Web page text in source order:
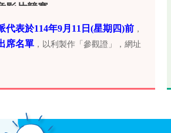
影片競賽
代表於114年9月11日(星期四)前 ，
席名單 ，以利製作「參觀證」，網址